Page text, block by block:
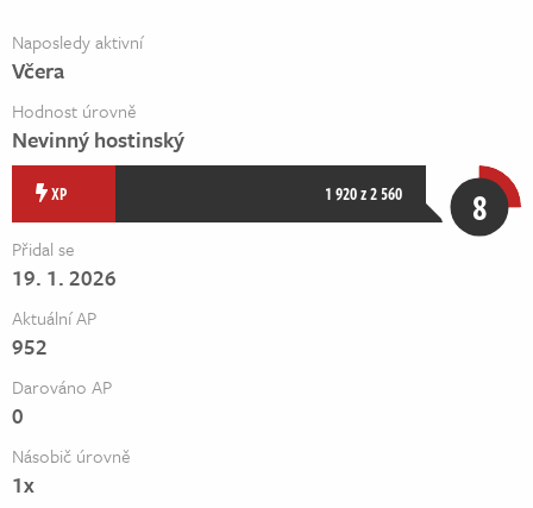
Komunita
Redakce
Živě
Naposledy aktivní
Včera
Hodnost úrovně
Nevinný hostinský
XP 1 920 z 2 560 8
Přidal se
19. 1. 2026
Aktuální AP
952
Darováno AP
0
Násobič úrovně
1x